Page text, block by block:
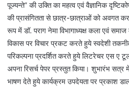
पूज्यन्ते” की उक्ति का महत्व एवं वैज्ञानिक
की प्रासंगितता से छात्र-छात्राओं को अवगत
रूप में डॉ. पराग नेमा विभागाध्यक्ष कला एवं समाज
विकास पर विचार प्रकट करते हुये स्वदेशी
परिकल्पना प्रदर्शित करते हुये लिटरेचर एस ए
अपना रिसर्च पेपर प्रस्तुत किया। शुभारंभ
भाषण देते हुये कार्यक्रम उपदेयता पर प्रकाश